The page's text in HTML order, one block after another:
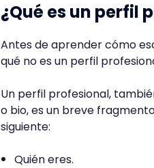
¿Qué es un perfil
Antes de aprender cómo
qué no es un perfil
Un perfil profesional,
o bio, es un breve
siguiente:
Quién eres.